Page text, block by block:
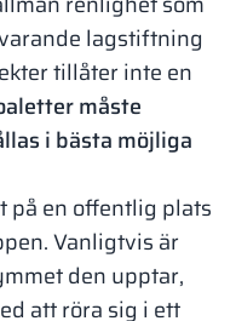
lagstiftning
tillåter inte en
måste
i bästa möjliga
på en offentlig plats
Vanligtvis är
den upptar,
att röra sig i ett